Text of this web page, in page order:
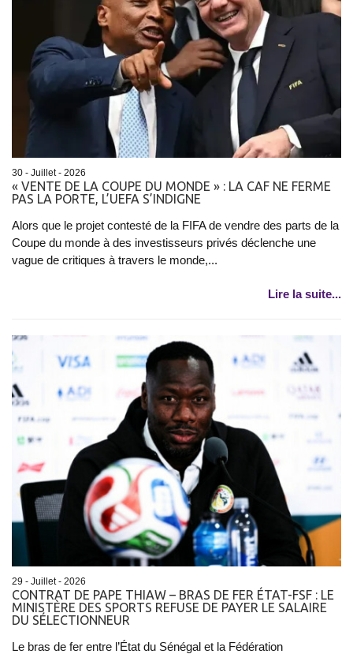
30 - Juillet - 2026
« VENTE DE LA COUPE DU MONDE » : LA CAF NE FERME
PAS LA PORTE, L’UEFA S’INDIGNE
Alors que le projet contesté de la FIFA de vendre des parts de la
Coupe du monde à des investisseurs privés déclenche une
vague de critiques à travers le monde,...
Lire la suite...
29 - Juillet - 2026
CONTRAT DE PAPE THIAW – BRAS DE FER ÉTAT-FSF : LE
MINISTÈRE DES SPORTS REFUSE DE PAYER LE SALAIRE
DU SÉLECTIONNEUR
Le bras de fer entre l’État du Sénégal et la Fédération